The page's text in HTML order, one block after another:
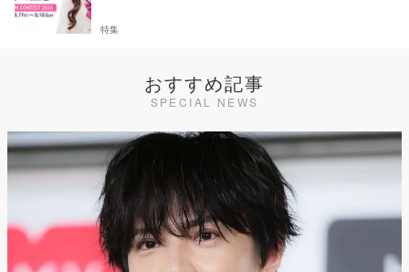
特集
おすすめ記事
SPECIAL NEWS